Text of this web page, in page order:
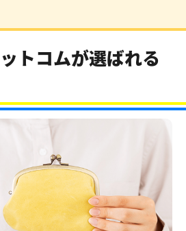
トコムが選ばれる